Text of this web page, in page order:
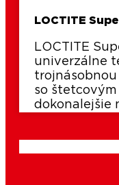
LOCTITE
LOCTITE
univerzálne
so
dokonalejšie